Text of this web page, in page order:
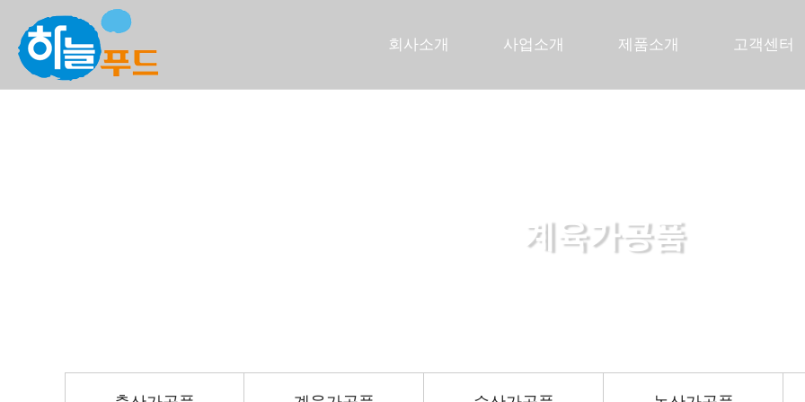
회사소개 사업소개 제품소개 고객센터
계육가공품